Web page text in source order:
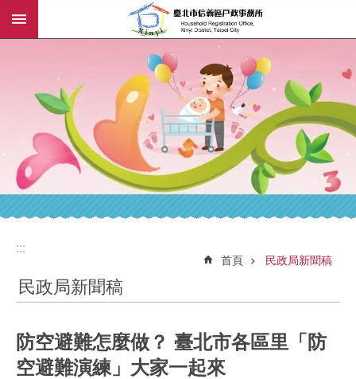
跳到主要內容區塊
:::
:::
首頁 民政局新聞稿
民政局新聞稿
防空避難怎麼做？ 臺北市各區里「防
空避難演練」大家一起來